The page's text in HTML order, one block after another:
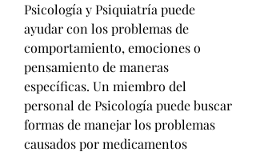
Psicología y Psiquiatría puede
ayudar con los problemas de
comportamiento, emociones o
pensamiento de maneras
específicas. Un miembro del
personal de Psicología puede buscar
formas de manejar los problemas
causados por medicamentos